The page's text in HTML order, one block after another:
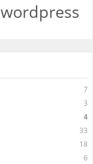
wordpress
7
3
4
33
18
6